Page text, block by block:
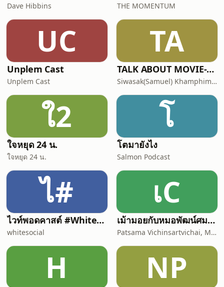
Dave Hibbins THE MOMENTUM
UC
Unplem Cast
Unplem Cast
TA
TALK ABOUT MOVIE-RADIO(Podcast) Official Thailand(เสียงไทย)
Siwasak(Samuel) Khamphiman
ใ2
ใจหยุด 24 น.
ใจหยุด 24 น.
โ
โตมายังไง
Salmon Podcast
ไ#
ไวท์พอดคาสต์ #WhitePodcast | White Channel | ไวท์แชนแนล
whitesocial
เC
เม้ามอยกับหมอพัฒน์ศมา Chit chat with Dr. Pat
Patsama Vichinsartvichai, MD., MClinEmbryol, EFOG-EBCOG, EFRM-ESHRE/EBCOG.
H NP